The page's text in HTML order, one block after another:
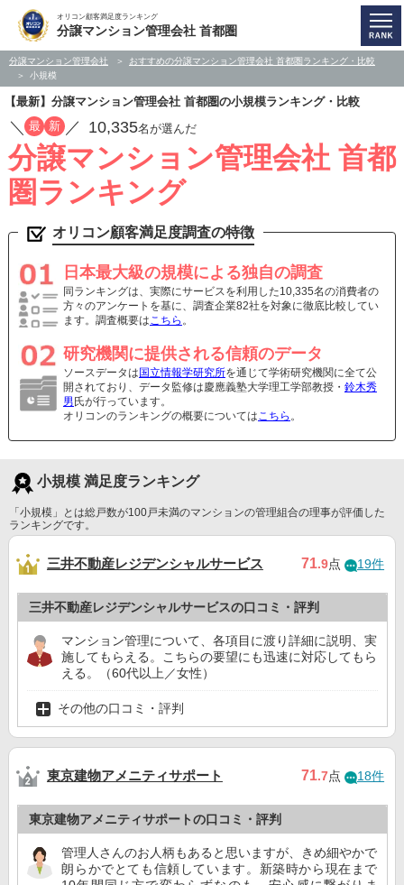
オリコン顧客満足度ランキング
分譲マンション管理会社 首都圏
分譲マンション管理会社
おすすめの分譲マンション管理会社 首都圏ランキング・比較
小規模
【最新】分譲マンション管理会社 首都圏の小規模ランキング・比較
／ 最 新 ／ 10,335名が選んだ
分譲マンション管理会社 首都
圏ランキング
オリコン顧客満足度調査の特徴
日本最大級の規模による独自の調査
同ランキングは、実際にサービスを利用した10,335名の消費者の
方々のアンケートを基に、調査企業82社を対象に徹底比較してい
ます。調査概要はこちら 。
研究機関に提供される信頼のデータ
ソースデータは 国立情報学研究所を通じて学術研究機関に全て公
開されており、データ監修は慶應義塾大学理工学部教授・ 鈴木秀
男 氏が行っています。
オリコンのランキングの概要についてはこちら 。
小規模 満足度ランキング
「小規模」とは総戸数が100戸未満のマンションの管理組合の理事が評価した
ランキングです。
三井不動産レジデンシャルサービス 71.9点 19件
三井不動産レジデンシャルサービスの口コミ・評判
マンション管理について、各項目に渡り詳細に説明、実
施してもらえる。こちらの要望にも迅速に対応してもら
える。（60代以上／女性）
その他の口コミ・評判
東京建物アメニティサポート 71.7点 18件
東京建物アメニティサポートの口コミ・評判
管理人さんのお人柄もあると思いますが、きめ細やかで
朗らかでとても信頼しています。新築時から現在まで